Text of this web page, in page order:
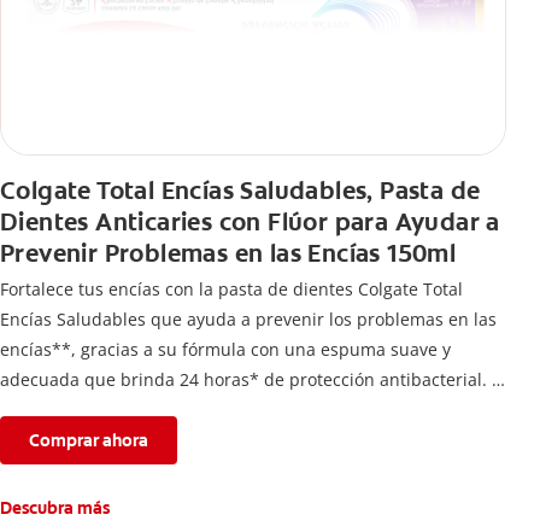
Colgate Total Encías Saludables, Pasta de
Dientes Anticaries con Flúor para Ayudar a
Prevenir Problemas en las Encías 150ml
Fortalece tus encías con la pasta de dientes Colgate Total
Encías Saludables que ayuda a prevenir los problemas en las
encías**, gracias a su fórmula con una espuma suave y
adecuada que brinda 24 horas* de protección antibacterial.
semanas.
**Causados por bacterias.
Comprar ahora
Descubra más